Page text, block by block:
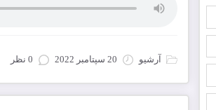
آرشیو 20 سپتامبر 2022 0 نظر